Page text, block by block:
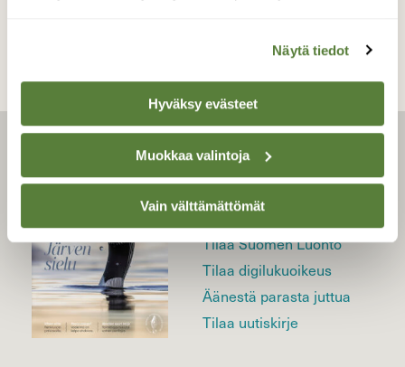
Näytä tiedot
Hyväksy evästeet
Muokkaa valintoja
Vain välttämättömät
LEHTI
Uusin lehti
Tilaa Suomen Luonto
Tilaa digilukuoikeus
Äänestä parasta juttua
Tilaa uutiskirje